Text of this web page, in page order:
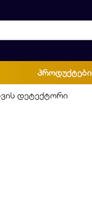
პროდუქტები
დეტექტორი